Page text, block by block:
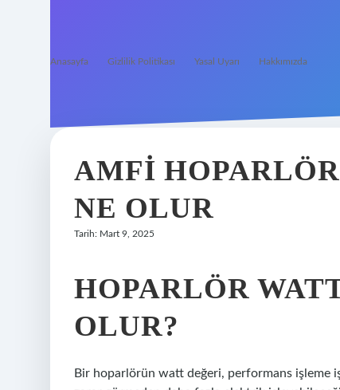
Anasayfa Gizlilik Politikası Yasal Uyarı Hakkımızda
AMFI
NE OLUR
Tarih: Mart 9, 2025
HOPARLÖR
OLUR?
Bir hoparlörün watt değeri, performans işleme